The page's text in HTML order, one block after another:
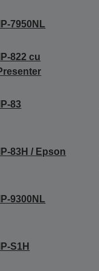
7950NL
822 cu
83
83H / Epson
9300NL
S1H